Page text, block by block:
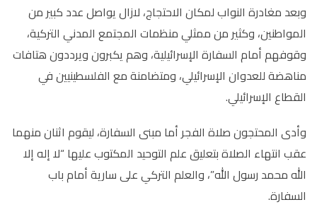
وبعد مغادرة النواب لمكان الاحتجاج، لازال يواصل عدد كبير من
المواطنين، وكثير من ممثلي منظمات المجتمع المدني التركية،
وقوفهم أمام السفارة الإسرائيلية، وهم يكبرون ويرددون هتافات
مناهضة للعدوان الإسرائيلي، ومتضامنة مع الفلسطينيين في
القطاع الإسرائيلي.
وأدى المحتجون صلاة الفجر أما مبنى السفارة، ليقوم اثنان منهما
عقب انتهاء الصلاة بتعليق علم التوحيد المكتوب عليها “لا إله إلا
الله محمد رسول الله”، والعلم التركي على سارية أمام باب
السفارة.